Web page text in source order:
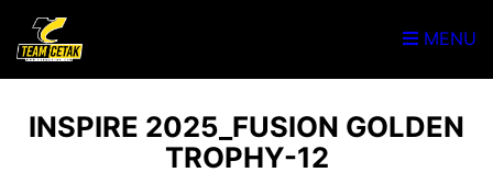
MENU
INSPIRE 2025_FUSION GOLDEN
TROPHY-12